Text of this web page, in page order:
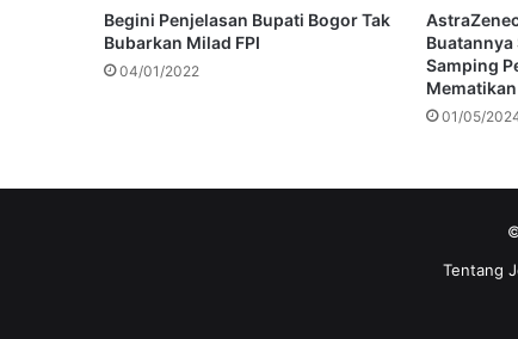
Begini Penjelasan Bupati Bogor Tak
Bubarkan Milad FPI
04/01/2022
Buatannya
Samping
Mematikan
01/05/
Tentang